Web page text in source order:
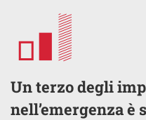
Un terzo degli
nell’emergenza è